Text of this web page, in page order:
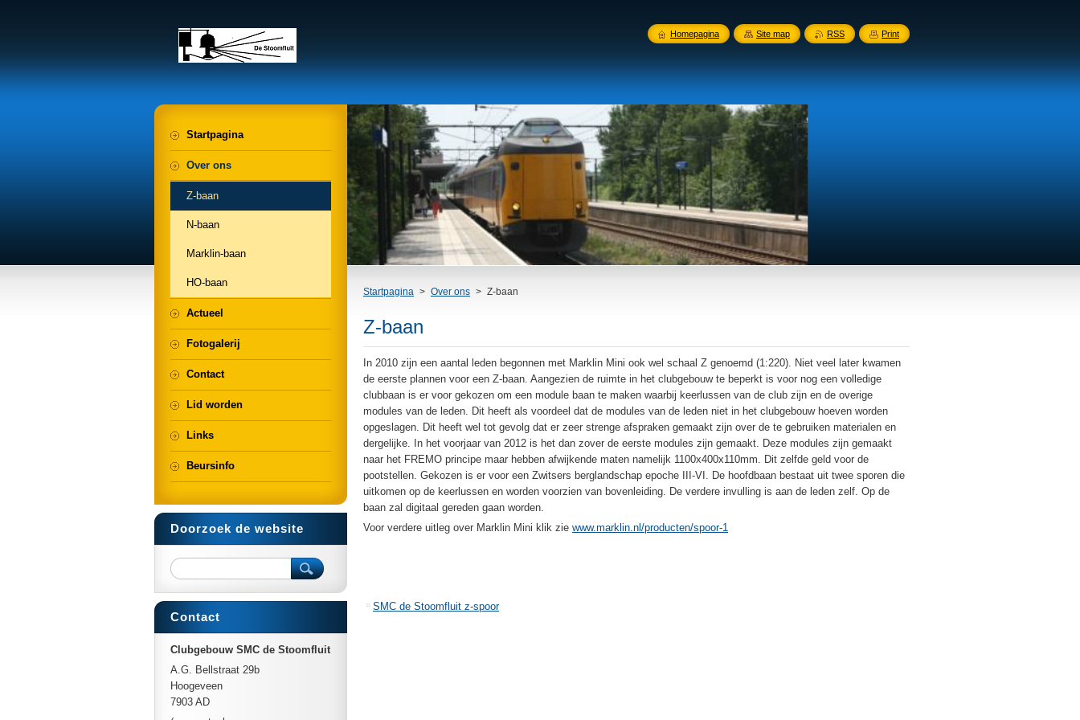
Startpagina > Over ons > Z-baan
Z-baan
In 2010 zijn een aantal leden begonnen met Marklin Mini ook wel schaal Z genoemd (1:220). Niet veel later kwamen
de eerste plannen voor een Z-baan. Aangezien de ruimte in het clubgebouw te beperkt is voor nog een volledige
clubbaan is er voor gekozen om een module baan te maken waarbij keerlussen van de club zijn en de overige
modules van de leden. Dit heeft als voordeel dat de modules van de leden niet in het clubgebouw hoeven worden
opgeslagen. Dit heeft wel tot gevolg dat er zeer strenge afspraken gemaakt zijn over de te gebruiken materialen en
dergelijke. In het voorjaar van 2012 is het dan zover de eerste modules zijn gemaakt. Deze modules zijn gemaakt
naar het FREMO principe maar hebben afwijkende maten namelijk 1100x400x110mm. Dit zelfde geld voor de
pootstellen. Gekozen is er voor een Zwitsers berglandschap epoche III-VI. De hoofdbaan bestaat uit twee sporen die
uitkomen op de keerlussen en worden voorzien van bovenleiding. De verdere invulling is aan de leden zelf. Op de
baan zal digitaal gereden gaan worden.
Voor verdere uitleg over Marklin Mini klik zie www.mark lin.nl/producten/spoor-1
SMC de Stoomfluit z-spoor
Startpagina
Over ons
Z-baan
N-baan
Marklin-baan
HO-baan
Actueel
Fotogalerij
Contact
Lid worden
Links
Beursinfo
Doorzoek de website
Contact
Clubgebouw SMC de Stoomfluit
A.G. Bellstraat 29b
Hoogeveen
7903 AD
Homepagina Site map RSS Print